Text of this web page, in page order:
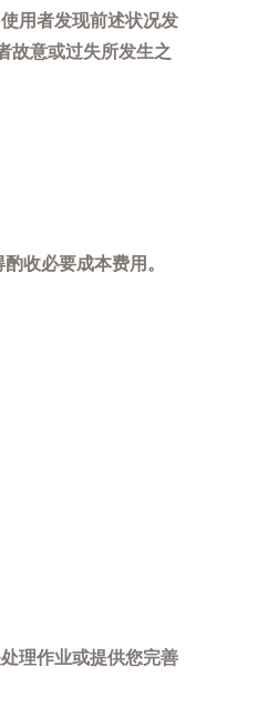
用者发现前述状况发
故意或过失所发生之
收必要成本费用。
理作业或提供您完善